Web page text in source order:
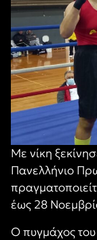
Με νίκη
Πανελλήνιο
έως 28
Ο πυγμάχος